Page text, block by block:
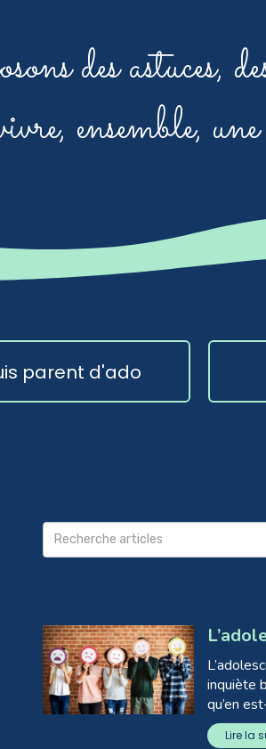
des astuces,
ensemble,
parent d'ado
inquiète
qu’en
Lire la